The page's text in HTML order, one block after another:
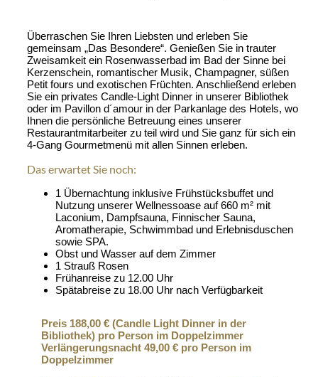
Überraschen Sie Ihren Liebsten und erleben Sie
gemeinsam „Das Besondere“. Genießen Sie in trauter
Zweisamkeit ein Rosenwasserbad im Bad der Sinne bei
Kerzenschein, romantischer Musik, Champagner, süßen
Petit fours und exotischen Früchten. Anschließend erleben
Sie ein privates Candle-Light Dinner in unserer Bibliothek
oder im Pavillon d´amour in der Parkanlage des Hotels, wo
Ihnen die persönliche Betreuung eines unserer
Restaurantmitarbeiter zu teil wird und Sie ganz für sich ein
4-Gang Gourmetmenü mit allen Sinnen erleben.
Das erwartet Sie noch:
1 Übernachtung inklusive Frühstücksbuffet und
Nutzung unserer Wellnessoase auf 660 m² mit
Laconium, Dampfsauna, Finnischer Sauna,
Aromatherapie, Schwimmbad und Erlebnisduschen
sowie SPA.
Obst und Wasser auf dem Zimmer
1 Strauß Rosen
Frühanreise zu 12.00 Uhr
Spätabreise zu 18.00 Uhr nach Verfügbarkeit
Preis 188,00 € (Candle Light Dinner in der
Bibliothek) pro Person im Doppelzimmer
Verlängerungsnacht 49,00 € pro Person im
Doppelzimmer